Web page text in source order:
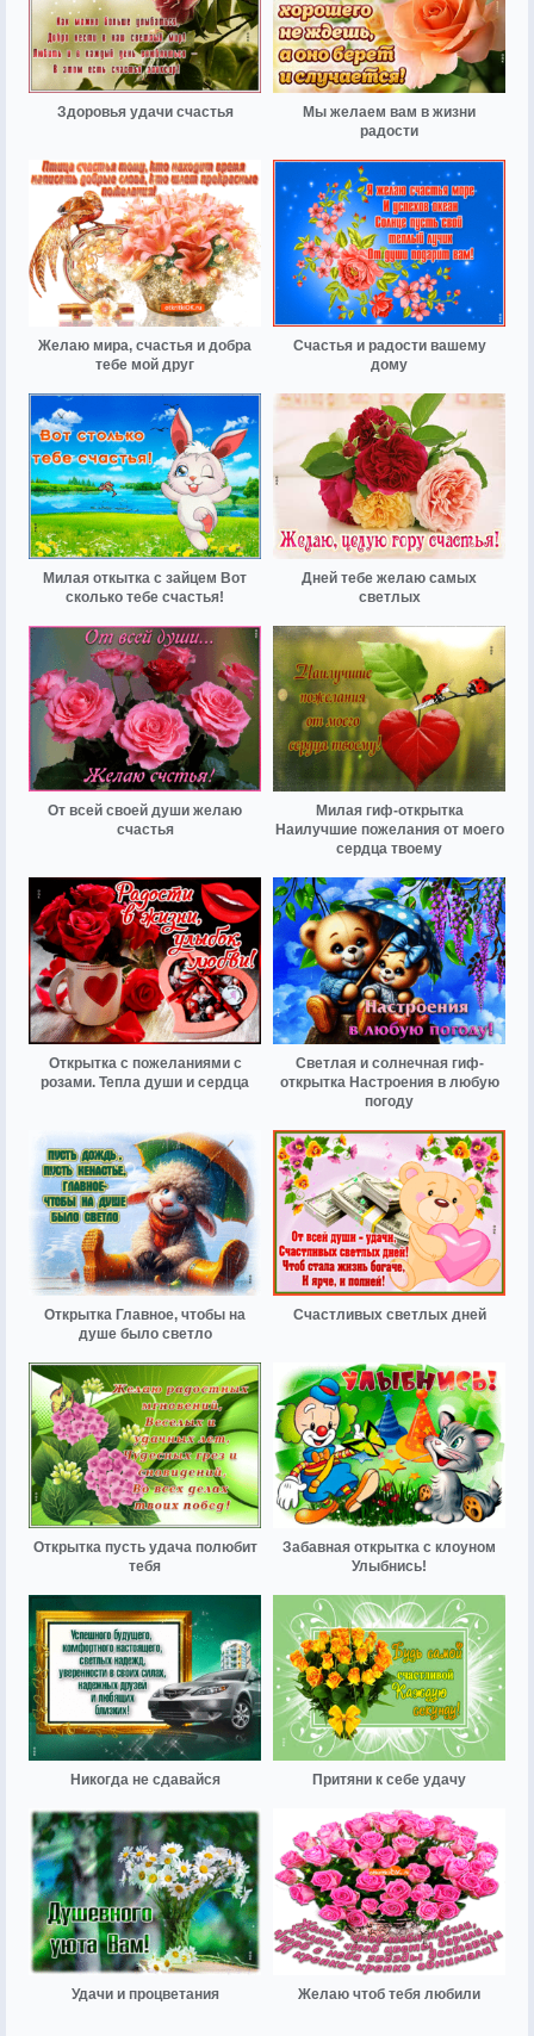
Здоровья удачи счастья
Мы желаем вам в жизни
радости
Желаю мира, счастья и добра
тебе мой друг
Счастья и радости вашему
дому
Милая откытка с зайцем Вот
сколько тебе счастья!
Дней тебе желаю самых
светлых
От всей своей души желаю
счастья
Милая гиф-открытка
Наилучшие пожелания от моего
сердца твоему
Открытка с пожеланиями с
розами. Тепла души и сердца
Светлая и солнечная гиф-
открытка Настроения в любую
погоду
Открытка Главное, чтобы на
душе было светло
Счастливых светлых дней
Открытка пусть удача полюбит
тебя
Забавная открытка с клоуном
Улыбнись!
Никогда не сдавайся Притяни к себе удачу
Удачи и процветания Желаю чтоб тебя любили